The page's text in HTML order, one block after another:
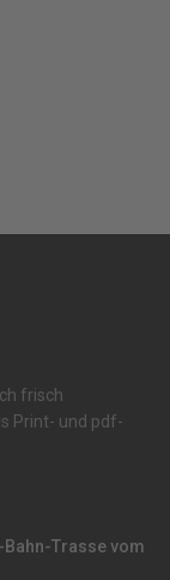
frisch
Print- und pdf-
Trasse vom